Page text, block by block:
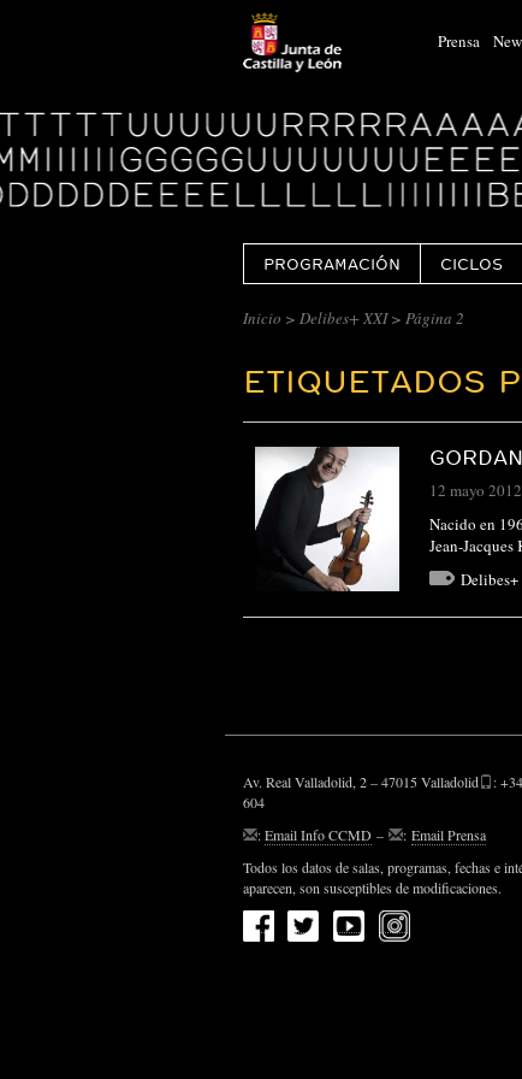
Prensa
Logo
Centro
Cultural
Miguel
Delibes
PROGRAMACIÓN CICLOS
Inicio > Delibes+ XXI> Página 2
ETIQUETADOS
12 mayo 2012
Nacido en
Jean-
Av. Real Valladolid, 2 – 47015 Valladolid
:
604
:Email Info CCMD – : Email Prensa
Todos los datos de salas, programas, fechas e
aparecen, son susceptibles de modificaciones.